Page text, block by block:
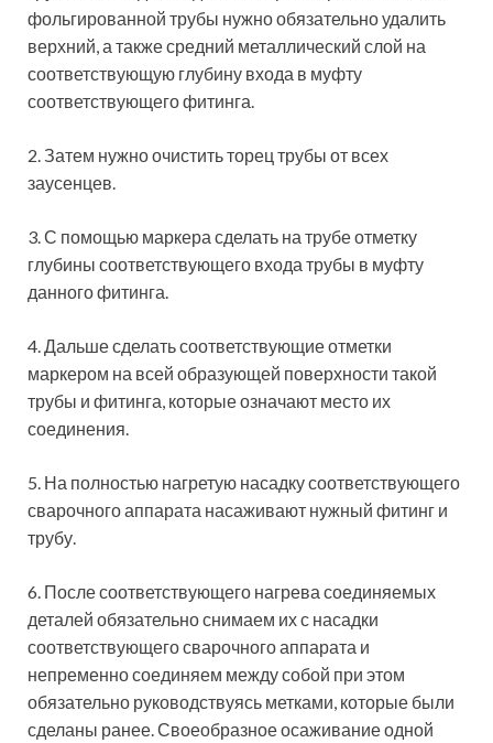
фольгированной трубы нужно обязательно удалить
верхний, а также средний металлический слой на
соответствующую глубину входа в муфту
соответствующего фитинга.
2.Затем нужно очистить торец трубы от всех
заусенцев.
3. С помощью маркера сделать на трубе отметку
глубины соответствующего входа трубы в муфту
данного фитинга.
4. Дальше сделать соответствующие отметки
маркером на всей образующей поверхности такой
трубы и фитинга, которые означают место их
соединения.
5. На полностью нагретую насадку соответствующего
сварочного аппарата насаживают нужный фитинг и
трубу.
6. После соответствующего нагрева соединяемых
деталей обязательно снимаем их с насадки
соответствующего сварочного аппарата и
непременно соединяем между собой при этом
обязательно руководствуясь метками, которые были
сделаны ранее. Своеобразное осаживание одной